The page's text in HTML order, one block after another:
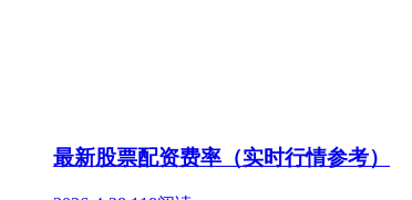
最新股票配资费率（实时行情参考）